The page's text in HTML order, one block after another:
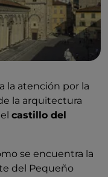
la atención por la
la arquitectura
castillo del
se encuentra la
del Pequeño